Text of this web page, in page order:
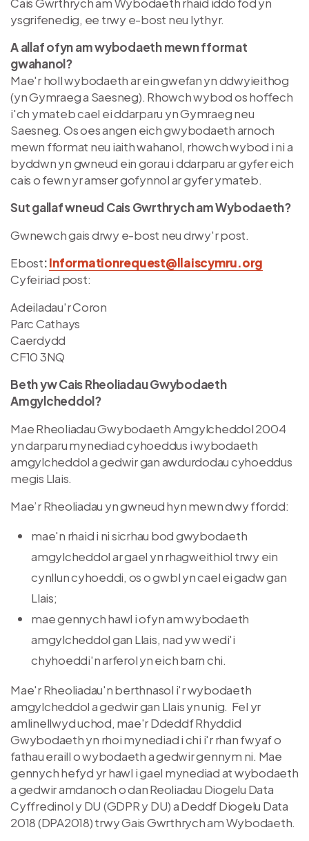
ysgrifenedig, ee trwy e-bost neu lythyr.
A allaf ofyn am wybodaeth mewn fformat
gwahanol?
Mae'r holl wybodaeth ar ein gwefan yn ddwyieithog
(yn Gymraeg a Saesneg). Rhowch wybod os hoffech
i'ch ymateb cael ei ddarparu yn Gymraeg neu
Saesneg. Os oes angen eich gwybodaeth arnoch
mewn fformat neu iaith wahanol, rhowch wybod i ni a
byddwn yn gwneud ein gorau i ddarparu ar gyfer eich
cais o fewn yr amser gofynnol ar gyfer ymateb.
Sut gallaf wneud Cais Gwrthrych am Wybodaeth?
Gwnewch gais drwy e-bost neu drwy'r post.
Ebost:Informationrequest@llaiscymru.org
Cyfeiriad post:
Adeiladau'r Coron
Parc Cathays
Caerdydd
CF10 3NQ
Beth yw Cais Rheoliadau Gwybodaeth
Amgylcheddol?
Mae Rheoliadau Gwybodaeth Amgylcheddol 2004
yn darparu mynediad cyhoeddus i wybodaeth
amgylcheddol a gedwir gan awdurdodau cyhoeddus
megis Llais.
Mae’r Rheoliadau yn gwneud hyn mewn dwy ffordd:
mae'n rhaid i ni sicrhau bod gwybodaeth
amgylcheddol ar gael yn rhagweithiol trwy ein
cynllun cyhoeddi, os o gwbl yn cael ei gadw gan
Llais;
mae gennych hawl i ofyn am wybodaeth
amgylcheddol gan Llais, nad yw wedi'i
chyhoeddi'n arferol yn eich barn chi.
Mae'r Rheoliadau'n berthnasol i'r wybodaeth
amgylcheddol a gedwir gan Llais yn unig. Fel yr
amlinellwyd uchod, mae'r Ddeddf Rhyddid
Gwybodaeth yn rhoi mynediad i chi i'r rhan fwyaf o
fathau eraill o wybodaeth a gedwir gennym ni. Mae
gennych hefyd yr hawl i gael mynediad at wybodaeth
a gedwir amdanoch o dan Reoliadau Diogelu Data
Cyffredinol y DU (GDPR y DU) a Deddf Diogelu Data
2018 (DPA2018) trwy Gais Gwrthrych am Wybodaeth.